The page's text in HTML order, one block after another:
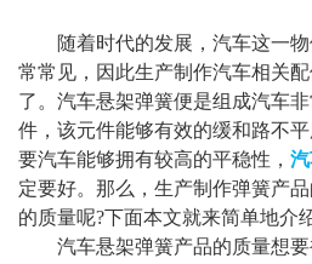
随着时代的发展，汽车这一物
常常见，因此生产制作汽车相关
了。汽车悬架弹簧便是组成汽车
件，该元件能够有效的缓和路不
要汽车能够拥有较高的平稳性，
定要好。那么，生产制作弹簧产
的质量呢?下面本文就来简单地介
汽车悬架弹簧产品的质量想要